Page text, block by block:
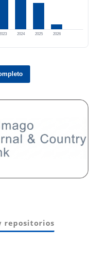
2024 2025 2026
repositorios